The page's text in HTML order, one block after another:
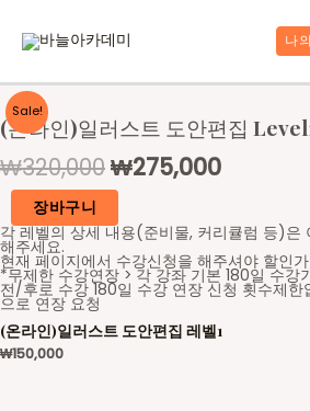
로
건
너
기
나
Sale!
(온라인)일러스트 도안편집
₩320,000₩275,000
장바구니
각 레벨의 상세 내용(준비물, 커리큘럼 등)은
해주세요.
현재 페이지에서 수강신청을 해주셔야 할인
*무제한 수강연장 > 각 강좌 기본 180일 수강
전/후로 수강 180일 수강 연장 신청 횟수제한
으로 연장 요청
(온라인)일러스트 도안편집 레벨1
₩150,000